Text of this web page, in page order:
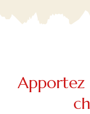
Apportez